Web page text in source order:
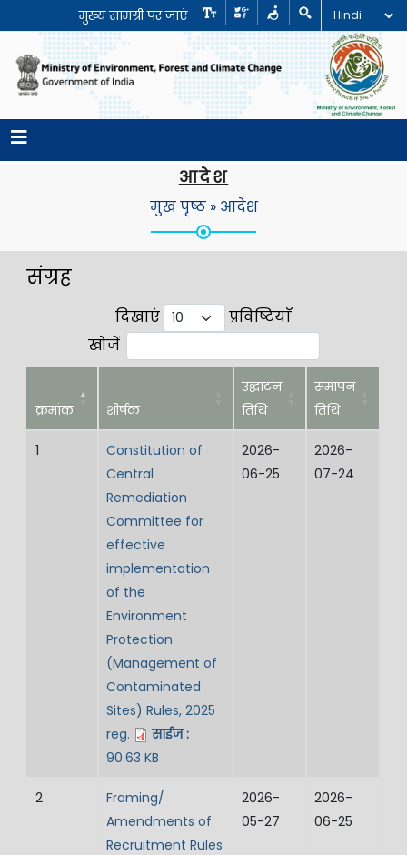
मुख्य सामग्री पर जाएं
आदेश
मुख पृष्ठ » आदेश
संग्रह
दिखाएं
प्रविष्टियाँ
खोजें
क्रमांक शीर्षक
उद्घाटन
तिथि
समापन
तिथि
1
Constitution of
Central
Remediation
Committee for
effective
implementation
of the
Environment
Protection
(Management of
Contaminated
Sites) Rules, 2025
reg.
साईज :
90.63 KB
2026-
06-25
2026-
07-24
2
Framing/
Amendments of
Recruitment Rules
2026-
05-27
2026-
06-25